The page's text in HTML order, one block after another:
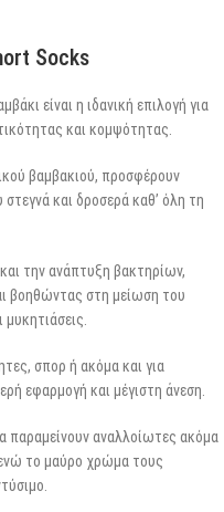
Socks
είναι η ιδανική επιλογή για
και κομψότητας.
βαμβακιού, προσφέρουν
και δροσερά καθ’ όλη τη
την ανάπτυξη βακτηρίων,
βοηθώντας στη μείωση του
σπορ ή ακόμα και για
εφαρμογή και μέγιστη άνεση.
παραμείνουν αναλλοίωτες ακόμα
το μαύρο χρώμα τους